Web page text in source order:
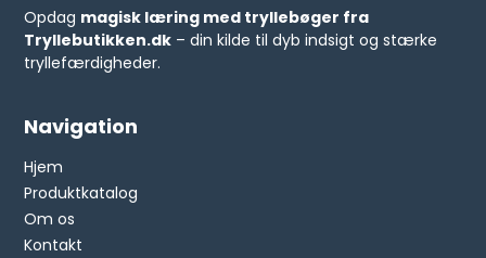
Opdag magisk læring med tryllebøger fra
Tryllebutikken.dk – din kilde til dyb indsigt og stærke
tryllefærdigheder.
Navigation
Hjem
Produktkatalog
Om os
Kontakt